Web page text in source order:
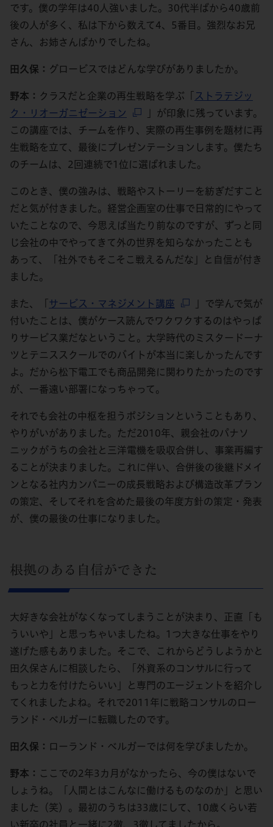
です。僕の学年は40人強いました。30代半ばから40歳前
後の人が多く、私は下から数えて4、5番目。強烈なお兄
さん、お姉さんばかりでしたね。
田久保： グロービスではどんな学びがありましたか。
野本： クラスだと企業の再生戦略を学ぶ「
ストラテジッ
ク・リオーガニゼーション
」が印象に残っています。
この講座では、チームを作り、実際の再生事例を題材に再
生戦略を立て、最後にプレゼンテーションします。僕たち
のチームは、2回連続で1位に選ばれました。
このとき、僕の強みは、戦略やストーリーを紡ぎだすこと
だと気が付きました。経営企画室の仕事で日常的にやって
いたことなので、今思えば当たり前なのですが、ずっと同
じ会社の中でやってきて外の世界を知らなかったことも
あって、「社外でもそこそこ戦えるんだな」と自信が付き
ました。
また、「 サービス・マネジメント講座
」で学んで気が
付いたことは、僕がケース読んでワクワクするのはやっぱ
りサービス業だなということ。大学時代のミスタードーナ
ツとテニススクールでのバイトが本当に楽しかったんです
よ。だから松下電工でも商品開発に関わりたかったのです
が、一番遠い部署になっちゃって。
それでも会社の中枢を担うポジションということもあり、
やりがいがありました。ただ2010年、親会社のパナソ
ニックがうちの会社と三洋電機を吸収合併し、事業再編す
ることが決まりました。これに伴い、合併後の後継ドメイ
ンとなる社内カンパニーの成長戦略および構造改革プラン
の策定、そしてそれを含めた最後の年度方針の策定・発表
が、僕の最後の仕事になりました。
根拠のある自信ができた
大好きな会社がなくなってしまうことが決まり、正直「も
ういいや」と思っちゃいましたね。1つ大きな仕事をやり
遂げた感もありました。そこで、これからどうしようかと
田久保さんに相談したら、「外資系のコンサルに行って
もっと力を付けたらいい」と専門のエージェントを紹介し
てくれましたよね。それで2011年に戦略コンサルのロー
ランド・ベルガーに転職したのです。
田久保： ローランド・ベルガーでは何を学びましたか。
野本：
ここでの2年3カ月がなかったら、今の僕はないで
しょうね。「人間とはこんなに働けるものなのか」と思い
ました（笑）。最初のうちは33歳にして、10歳くらい若
い新卒の社員と一緒に2徹、3徹してましたから。